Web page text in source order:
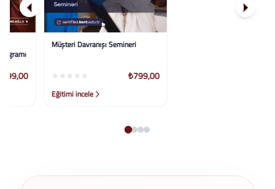
Müşteri Davranışı Semineri
Eğitimi incele